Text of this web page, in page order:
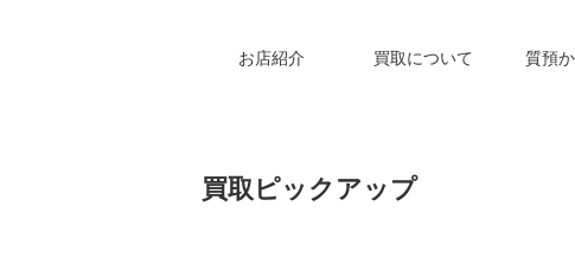
お店紹介 買取について 質預
買取ピックアップ